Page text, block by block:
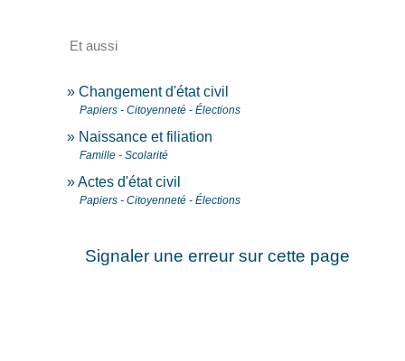
Et aussi
Changement d'état civil
Papiers - Citoyenneté - Élections
Naissance et filiation
Famille - Scolarité
Actes d'état civil
Papiers - Citoyenneté - Élections
Signaler une erreur sur cette page